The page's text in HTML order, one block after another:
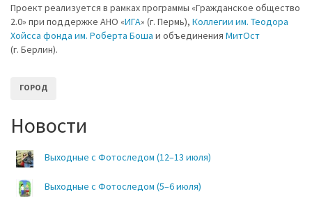
Проект реализуется в рамках программы «Гражданское общество
2.0» при поддержке АНО «ИГА» (г. Пермь), Коллегии им. Теодора
Хойсса фонда им. Роберта Боша и объединения МитОст
(г. Берлин).
ГОРОД
Новости
Выходные с Фотоследом (12–13 июля)
Выходные с Фотоследом (5–6 июля)